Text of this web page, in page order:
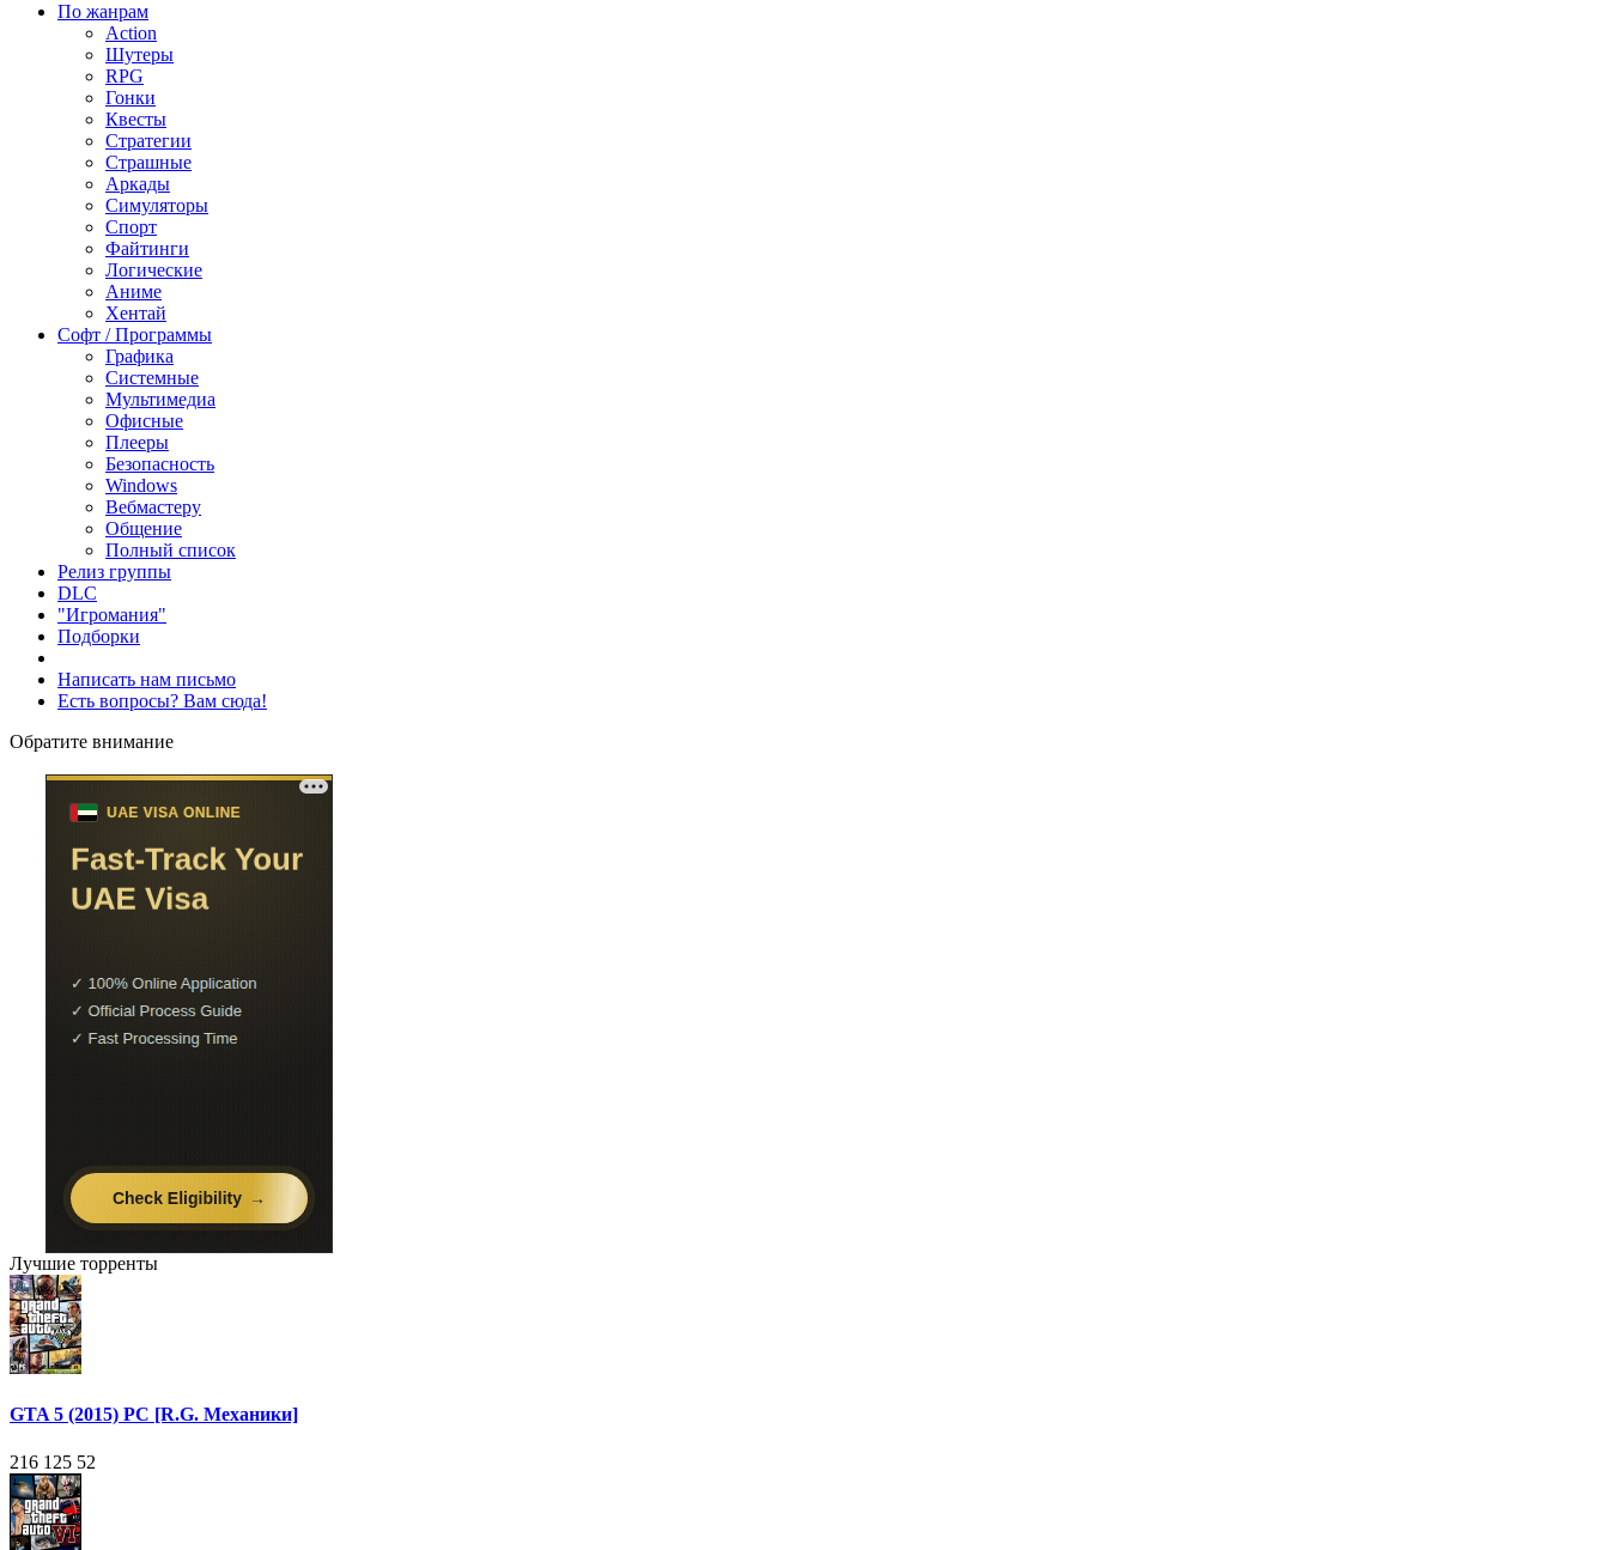
По жанрам
Action
Шутеры
RPG
Гонки
Квесты
Стратегии
Страшные
Аркады
Симуляторы
Спорт
Файтинги
Логические
Аниме
Хентай
Софт / Программы
Графика
Системные
Мультимедиа
Офисные
Плееры
Безопасность
Windows
Вебмастеру
Общение
Полный список
Релиз группы
DLC
"Игромания"
Подборки
Написать нам письмо
Есть вопросы? Вам сюда!
Обратите внимание
Лучшие торренты
GTA 5 (2015) PC [R.G. Механики]
216 125 52